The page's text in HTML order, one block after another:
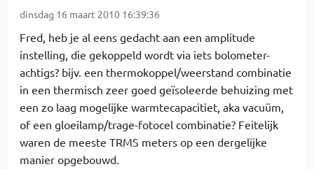
dinsdag 16 maart 2010 16:39:36
Fred, heb je al eens gedacht aan een amplitude
instelling, die gekoppeld wordt via iets bolometer-
achtigs? bijv. een thermokoppel/weerstand combinatie
in een thermisch zeer goed geïsoleerde behuizing met
een zo laag mogelijke warmtecapacitiet, aka vacuüm,
of een gloeilamp/trage-fotocel combinatie? Feitelijk
waren de meeste TRMS meters op een dergelijke
manier opgebouwd.